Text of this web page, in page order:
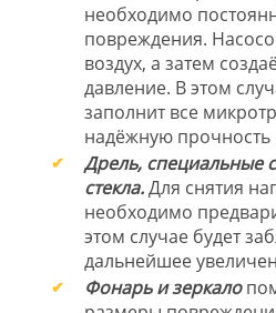
необходимо
повреждения.
воздух, а затем
давление. В этом
заполнит все
надёжную прочность
Дрель, специальные
стекла.Для снятия
необходимо
этом случае будет
дальнейшее
Фонарь и зеркало